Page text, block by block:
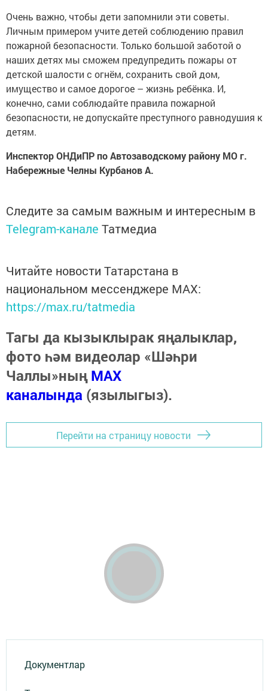
Очень важно, чтобы дети запомнили эти советы.
Личным примером учите детей соблюдению правил
пожарной безопасности. Только большой заботой о
наших детях мы сможем предупредить пожары от
детской шалости с огнём, сохранить свой дом,
имущество и самое дорогое – жизнь ребёнка. И,
конечно, сами соблюдайте правила пожарной
безопасности, не допускайте преступного равнодушия к
детям.
Инспектор ОНДиПР по Автозаводскому району МО г.
Набережные Челны Курбанов А.
Следите за самым важным и интересным в
Telegram-канале Татмедиа
Читайте новости Татарстана в
национальном мессенджере MАХ:
https://max.ru/tatmedia
Тагы да кызыклырак яңалыклар,
фото һәм видеолар «Шәһри
Чаллы»ныңMAX
каналында (язылыгыз).
Перейти на страницу новости
Документлар